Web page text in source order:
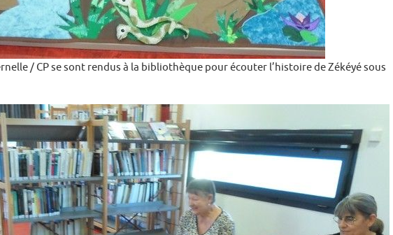
/ CP se sont rendus à la bibliothèque pour écouter l’histoire de Zékéyé sous